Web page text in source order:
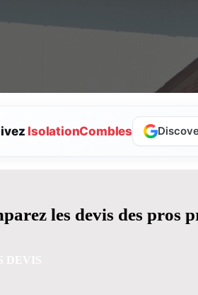
IsolationCombles
les devis des pros